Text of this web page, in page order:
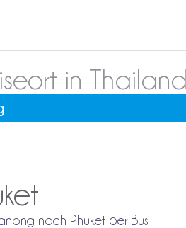
in Thailand
nach Phuket per Bus